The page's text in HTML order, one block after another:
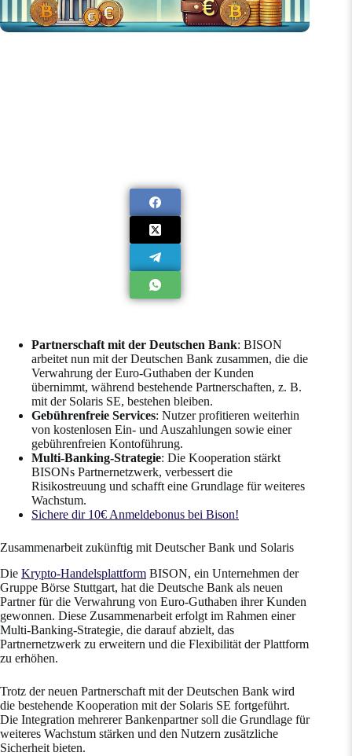
Partnerschaft mit der Deutschen Bank: BISON
arbeitet nun mit der Deutschen Bank zusammen, die die
Verwahrung der Euro-Guthaben der Kunden
übernimmt, während bestehende Partnerschaften, z. B.
mit der Solaris SE, bestehen bleiben.
Gebührenfreie Services: Nutzer profitieren weiterhin
von kostenlosen Ein- und Auszahlungen sowie einer
gebührenfreien Kontoführung.
Multi-Banking-Strategie: Die Kooperation stärkt
BISONs Partnernetzwerk, verbessert die
Risikostreuung und schafft eine Grundlage für weiteres
Wachstum.
Sichere dir 10€ Anmeldebonus bei Bison!
Zusammenarbeit zukünftig mit Deutscher Bank und Solaris
Die Krypto-Handelsplattform BISON, ein Unternehmen der
Gruppe Börse Stuttgart, hat die Deutsche Bank als neuen
Partner für die Verwahrung von Euro-Guthaben ihrer Kunden
gewonnen. Diese Zusammenarbeit erfolgt im Rahmen einer
Multi-Banking-Strategie, die darauf abzielt, das
Partnernetzwerk zu erweitern und die Flexibilität der Plattform
zu erhöhen.
Trotz der neuen Partnerschaft mit der Deutschen Bank wird
die bestehende Kooperation mit der Solaris SE fortgeführt.
Die Integration mehrerer Bankenpartner soll die Grundlage für
weiteres Wachstum stärken und den Nutzern zusätzliche
Sicherheit bieten.